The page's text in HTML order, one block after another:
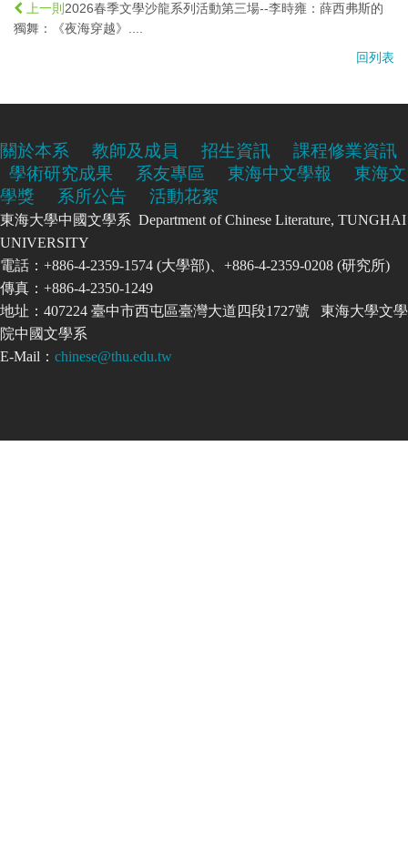
上一則 2026春季文學沙龍系列活動第三場--李時雍：薛西弗斯的
獨舞：《夜海穿越》....
回列表
關於本系 教師及成員 招生資訊
課程修業資訊
學術研究成果
系友專區 東海中文學報
東海文
學獎
系所公告 活動花絮
東海大學中國文學系 Department of Chinese Literature, TUNGHAI
UNIVERSITY
電話：+886-4-2359-1574 (大學部)、+886-4-2359-0208 (研究所)
傳真：+886-4-2350-1249
地址：407224 臺中市西屯區臺灣大道四段1727號 東海大學文學
院中國文學系
E-Mail： chinese@thu.edu.tw